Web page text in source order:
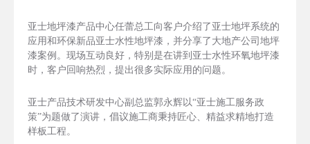
亚士地坪漆产品中心任蕾总工向客户介绍了亚士地坪系统的
应用和环保新品亚士水性地坪漆，并分享了大地产公司地坪
漆案例。现场互动良好，特别是在讲到亚士水性环氧地坪漆
时，客户回响热烈，提出很多实际应用的问题。
亚士产品技术研发中心副总监郭永辉以“亚士施工服务政
策”为题做了演讲，倡议施工商秉持匠心、精益求精地打造
样板工程。